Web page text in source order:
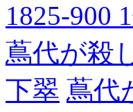
1825-900
蔦代が殺
下翠 蔦代